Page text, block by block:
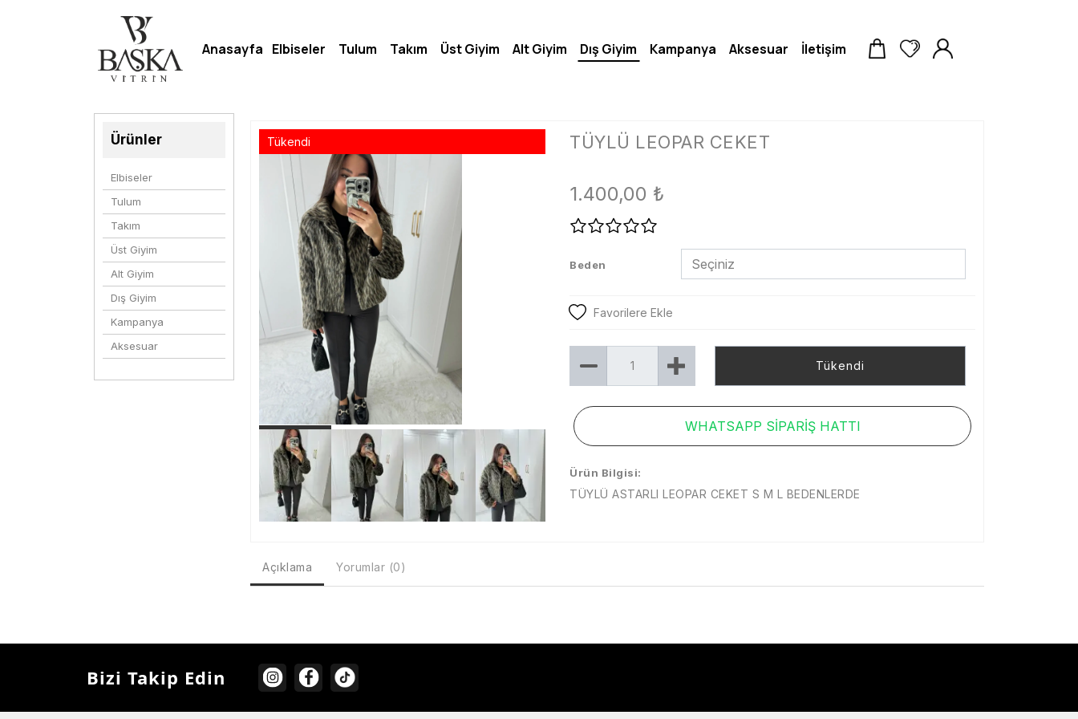
Ürünler
Elbiseler
Tulum
Takım
Üst Giyim
Alt Giyim
Dış Giyim
Kampanya
Aksesuar
Tükendi TÜYLÜ LEOPAR CEKET
1.400,00 ₺
Beden
Favorilere Ekle
Tükendi
WHATSAPP SİPARİŞ HATTI
Ürün Bilgisi:
TÜYLÜ ASTARLI LEOPAR CEKET S M L BEDENLERDE
Açıklama Yorumlar (0)
Anasayfa Elbiseler Tulum Takım Üst Giyim Alt Giyim Dış Giyim Kampanya Aksesuar İletişim
Bizi Takip Edin